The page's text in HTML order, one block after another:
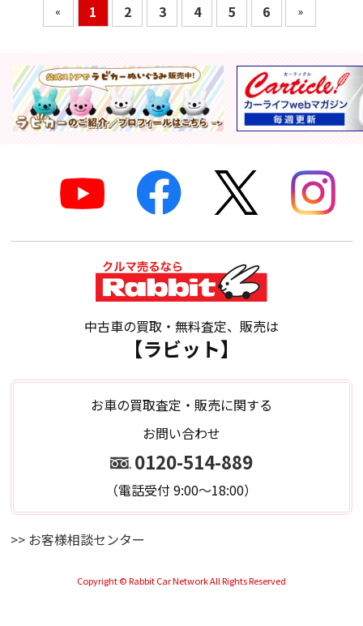
« 1 2 3 4 5 6 »
中古車の買取・無料査定、販売は
【ラビット】
お車の買取査定・販売に関する
お問い合わせ
0120-514-889
（電話受付 9:00～18:00）
>> お客様相談センター
Copyright © Rabbit Car Network All Rights Reserved